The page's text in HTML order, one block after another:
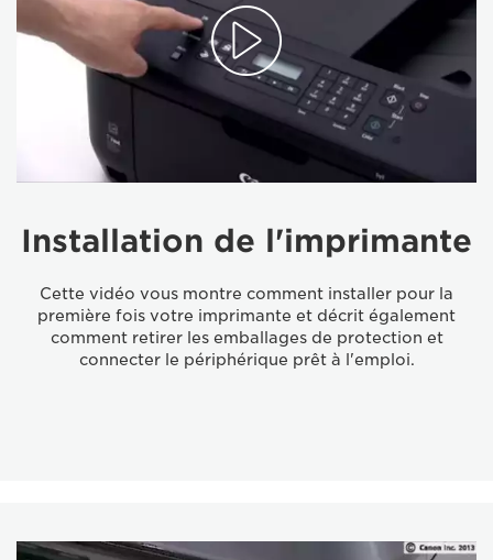
Installation de l'imprimante
Cette vidéo vous montre comment installer pour la
première fois votre imprimante et décrit également
comment retirer les emballages de protection et
connecter le périphérique prêt à l'emploi.